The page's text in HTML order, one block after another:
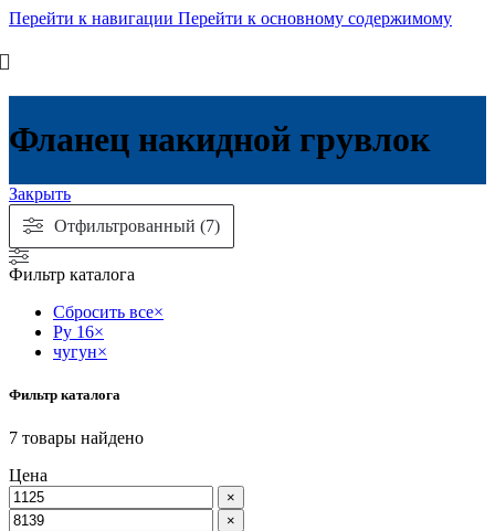
Перейти к навигации Перейти к основному содержимому
Фланец накидной грувлок
Закрыть
Отфильтрованный (7)
Фильтр каталога
Сбросить все×
Ру 16×
чугун×
Фильтр каталога
7 товары найдено
Цена
×
×